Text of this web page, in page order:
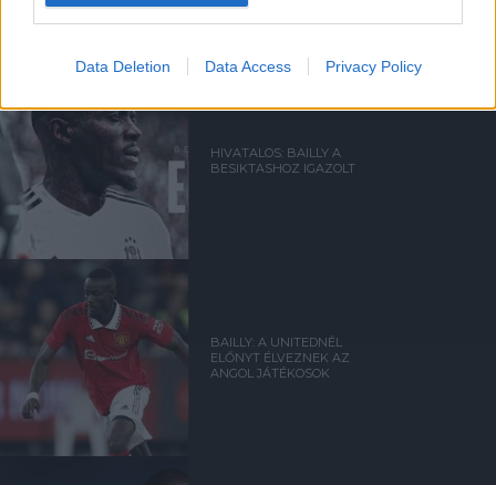
Data Deletion Data Access Privacy Policy
HIVATALOS: BAILLY A
BESIKTASHOZ IGAZOLT
BAILLY: A UNITEDNÉL
ELŐNYT ÉLVEZNEK AZ
ANGOL JÁTÉKOSOK